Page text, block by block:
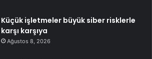
Küçük işletmeler büyük siber risklerle
karşı karşıya
Ağustos 8, 2026